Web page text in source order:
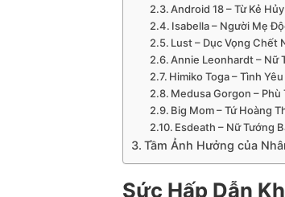
Android 18 – Từ Kẻ
Isabella – Người Mẹ
Lust – Dục Vọng Chết
Annie Leonhardt – Nữ
Himiko Toga – Tình
Medusa Gorgon – Phù
Big Mom – Tứ Hoàng
Esdeath – Nữ Tướng
Tầm Ảnh Hưởng của
Sức Hấp Dẫn